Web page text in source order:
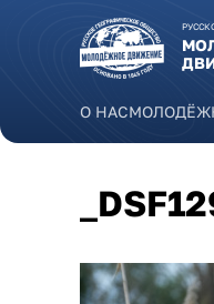
О НАС